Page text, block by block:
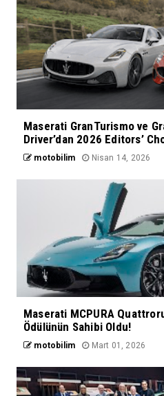
Maserati GranTurismo ve
Driver’dan 2026 Editors’
motobilim Nisan 14, 2026
Maserati MCPURA
Ödülünün Sahibi Oldu!
motobilim Mart 01, 2026